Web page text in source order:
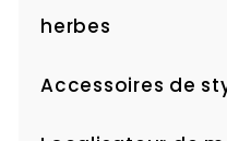
menu
herbes
Ouvrir
menu
Accessoires de